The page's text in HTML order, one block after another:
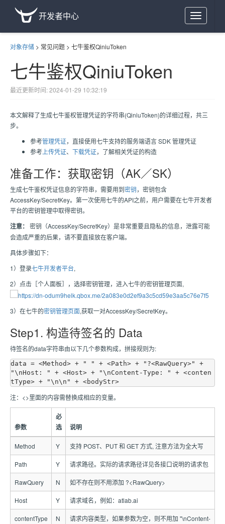
Toggle
navigation
开发者中心
对象存储 > 常见问题 > 七牛鉴权QiniuToken
七牛鉴权QiniuToken
最近更新时间: 2024-01-29 10:32:19
本文解释了生成七牛鉴权管理凭证的字符串(QiniuToken)的详细过程，共三
步。
参考管理凭证，直接使用七牛支持的服务端语言 SDK 管理凭证
参考 上传凭证、 下载凭证，了解相关凭证的构造
准备工作：获取密钥（AK／SK）
生成七牛鉴权凭证信息的字符串，需要用到密钥，密钥包含
AccessKey/SecretKey。第一次使用七牛的API之前，用户需要在七牛开发者
平台的密钥管理中取得密钥。
注意： 密钥（AccessKey/SecretKey）是非常重要且隐私的信息，泄露可能
会造成严重的后果，请不要直接放在客户端。
具体步骤如下：
1）登录七牛开发者平台,
2）点击［个人面板］，选择密钥管理，进入七牛的密钥管理页面,
3）在七牛的密钥管理页面,获取一对AccessKey/SecretKey。
Step1. 构造待签名的 Data
待签名的data字符串由以下几个参数构成，拼接规则为:
data = <Method> + " " + <Path> + "?<RawQuery>" +
"\nHost: " + <Host> + "\nContent-Type: " + <conten
注：<>里面的内容需替换成相应的变量。
参数
必
选
说明
Method Y 支持 POST、PUT 和 GET 方式, 注意方法为全大写
Path Y 请求路径。实际的请求路径详见各接口说明的请求包
RawQuery N 如不存在则不用添加 ?<RawQuery>
Host Y 请求域名，例如：atlab.ai
contentType N
请求内容类型，如果参数为空，则不用加 "\nContent-